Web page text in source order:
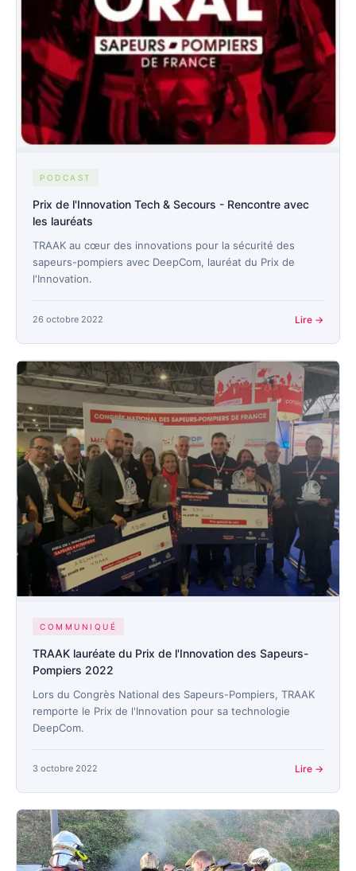
PODCAST
Prix de l'Innovation Tech & Secours - Rencontre avec
les lauréats
TRAAK au cœur des innovations pour la sécurité des
sapeurs-pompiers avec DeepCom, lauréat du Prix de
l'Innovation.
26 octobre 2022 Lire →
COMMUNIQUÉ
TRAAK lauréate du Prix de l'Innovation des Sapeurs-
Pompiers 2022
Lors du Congrès National des Sapeurs-Pompiers, TRAAK
remporte le Prix de l'Innovation pour sa technologie
DeepCom.
3 octobre 2022 Lire →